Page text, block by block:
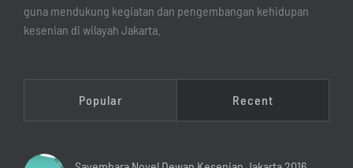
guna mendukung kegiatan dan pengembangan kehidupan
kesenian di wilayah Jakarta.
Popular Recent